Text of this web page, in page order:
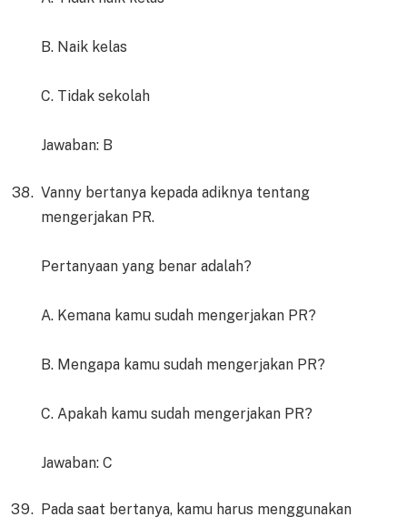
B. Naik kelas
C. Tidak sekolah
Jawaban: B
Vanny bertanya kepada adiknya tentang
mengerjakan PR.
Pertanyaan yang benar adalah?
A. Kemana kamu sudah mengerjakan PR?
B. Mengapa kamu sudah mengerjakan PR?
C. Apakah kamu sudah mengerjakan PR?
Jawaban: C
Pada saat bertanya, kamu harus menggunakan